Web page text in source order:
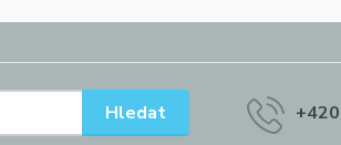
Hledat